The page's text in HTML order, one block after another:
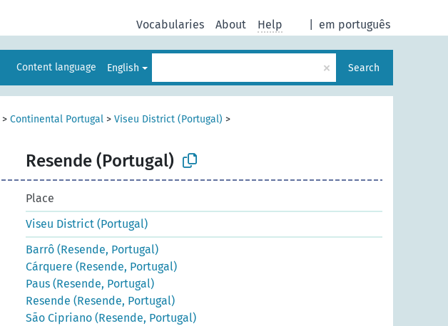
em português
Vocabularies About Help
Content language English × Search
> Continental Portugal > Viseu District (Portugal) >
Resende (Portugal)
Place
Viseu District (Portugal)
Barrô (Resende, Portugal)
Cárquere (Resende, Portugal)
Paus (Resende, Portugal)
Resende (Resende, Portugal)
São Cipriano (Resende, Portugal)